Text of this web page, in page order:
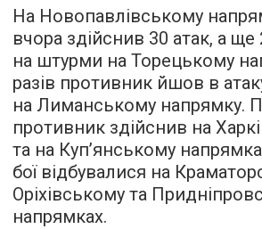
На Новопавлівському
вчора здійснив 30 атак, а
на штурми на Торецькому
разів противник йшов в
на Лиманському напрямку.
противник здійснив на
та на Куп’янському
бої відбувалися на
Оріхівському та
напрямках.